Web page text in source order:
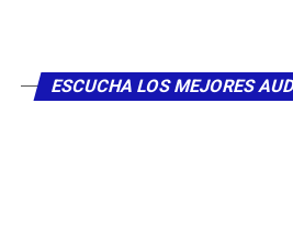
ESCUCHA LOS MEJORES